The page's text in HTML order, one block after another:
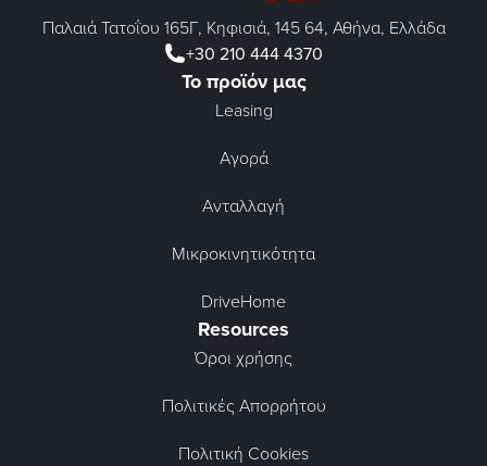
Παλαιά Τατοΐου 165Γ, Κηφισιά, 145 64, Αθήνα, Ελλάδα
+30 210 444 4370
Το προϊόν μας
Leasing
Αγορά
Ανταλλαγή
Μικροκινητικότητα
DriveHome
Resources
Όροι χρήσης
Πολιτικές Απορρήτου
Πολιτική Cookies